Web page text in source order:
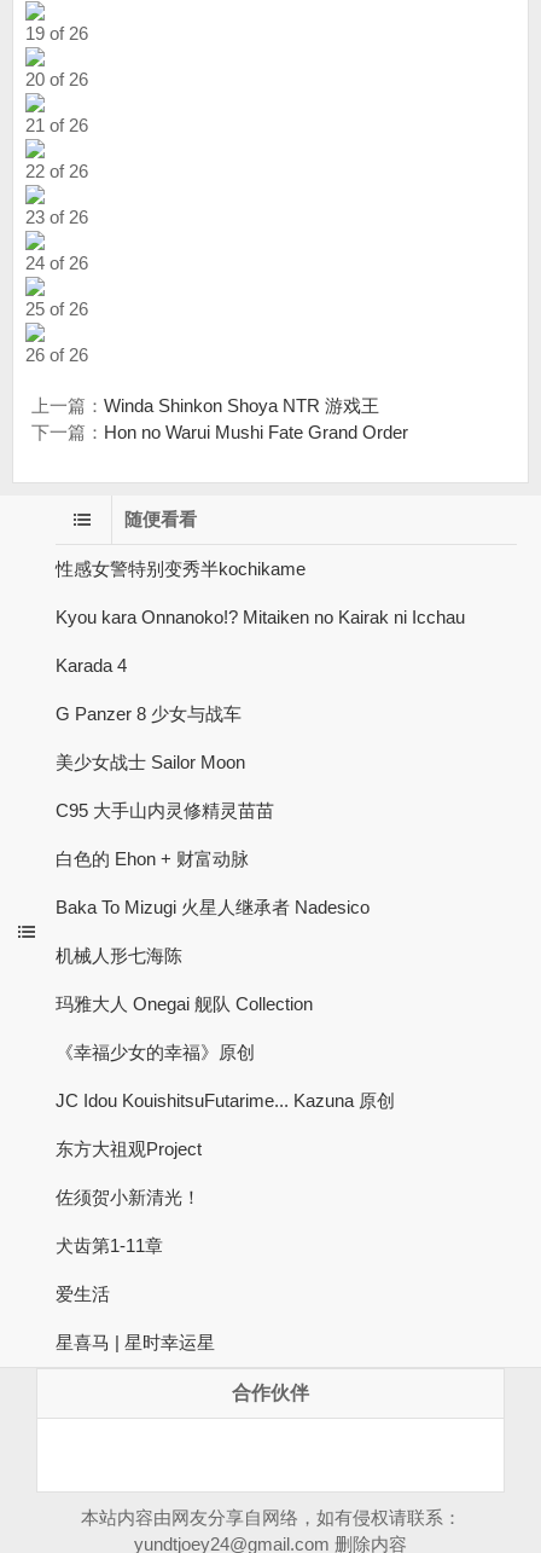
19 of 26
20 of 26
21 of 26
22 of 26
23 of 26
24 of 26
25 of 26
26 of 26
上一篇： Winda Shinkon Shoya NTR 游戏王
下一篇： Hon no Warui Mushi Fate Grand Order
随便看看
性感女警特别变秀半kochikame
Kyou kara Onnanoko!? Mitaiken no Kairak ni Icchau
Karada 4
G Panzer 8 少女与战车
美少女战士 Sailor Moon
C95 大手山内灵修精灵苗苗
白色的 Ehon + 财富动脉
Baka To Mizugi 火星人继承者 Nadesico
机械人形七海陈
玛雅大人 Onegai 舰队 Collection
《幸福少女的幸福》原创
JC Idou KouishitsuFutarime... Kazuna 原创
东方大祖观Project
佐须贺小新清光！
犬齿第1-11章
爱生活
星喜马 | 星时幸运星
合作伙伴
本站内容由网友分享自网络，如有侵权请联系：
yundtjoey24@gmail.com 删除内容